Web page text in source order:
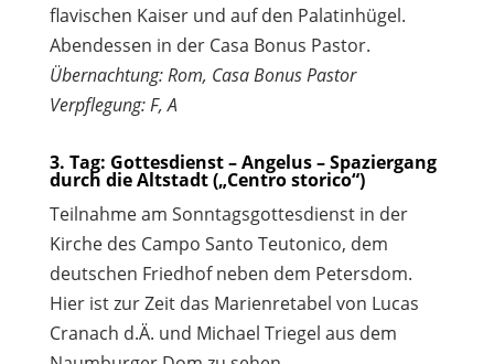
flavischen Kaiser und auf den Palatinhügel.
Abendessen in der Casa Bonus Pastor.
Übernachtung: Rom, Casa Bonus Pastor
Verpflegung: F, A
3. Tag: Gottesdienst – Angelus – Spaziergang
durch die Altstadt („Centro storico“)
Teilnahme am Sonntagsgottesdienst in der
Kirche des Campo Santo Teutonico, dem
deutschen Friedhof neben dem Petersdom.
Hier ist zur Zeit das Marienretabel von Lucas
Cranach d.Ä. und Michael Triegel aus dem